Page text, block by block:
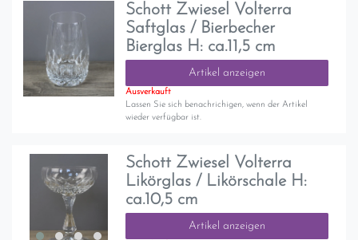
Schott Zwiesel Volterra
Saftglas / Bierbecher
Bierglas H: ca.11,5 cm
Artikel anzeigen
Ausverkauft
Lassen Sie sich benachrichigen, wenn der Artikel
wieder verfügbar ist.
Schott Zwiesel Volterra
Likörglas / Likörschale H:
ca.10,5 cm
Artikel anzeigen